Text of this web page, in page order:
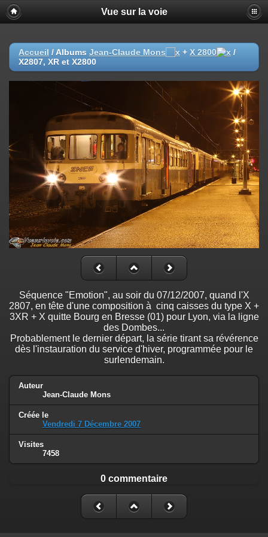
Vue sur la voie
Accueil / Albums Jean-Claude Mons + X 2800
/
X2807, XR et X2800
Séquence "Emotion", au soir du 07/12/2007, quand l'X
2807, en tête d'une composition à cinq caisses du type X +
3XR + X quitte Bourg en Bresse (01) pour Lyon, via la ligne
des Dombes...
Probablement le dernier départ, la série tirant sa révérence
dès l'instauration du service d'hiver, programmée pour le
surlendemain.
Auteur
Jean-Claude Mons
Créée le
Vendredi 7 Décembre 2007
Visites
7458
0 commentaire